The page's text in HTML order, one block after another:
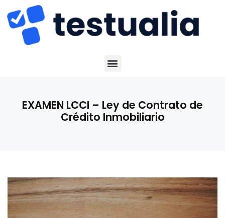
EXAMEN LCCI – Ley de Contrato de
Crédito Inmobiliario